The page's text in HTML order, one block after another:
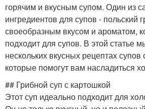
горячим и вкусным супом. Один из
ингредиентов для супов - польский
своеобразным вкусом и ароматом,
подходит для супов. В этой статье
нескольких вкусных рецептах
которые помогут вам насладиться
## Грибной суп с картошкой
Этот суп идеально подходит для